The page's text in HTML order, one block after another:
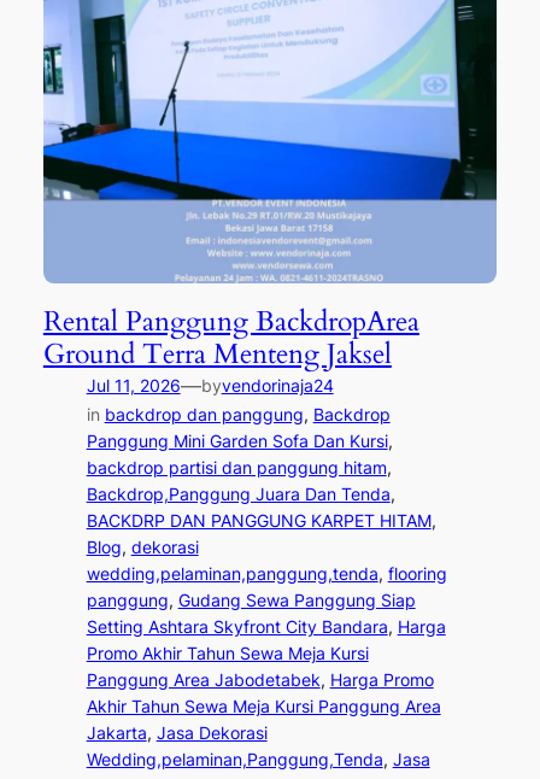
Rental Panggung BackdropArea
Ground Terra Menteng Jaksel
Jul 11, 2026—byvendorinaja24
in backdrop dan panggung, Backdrop
Panggung Mini Garden Sofa Dan Kursi
backdrop partisi dan panggung hitam
Backdrop,Panggung Juara Dan Tenda
BACKDRP DAN PANGGUNG KARPET HITAM
Blog, dekorasi
wedding,pelaminan,panggung,tenda, flooring
panggung, Gudang Sewa Panggung Siap
Setting Ashtara Skyfront City Bandara, Harga
Promo Akhir Tahun Sewa Meja Kursi
Panggung Area Jabodetabek, Harga Promo
Akhir Tahun Sewa Meja Kursi Panggung Area
Jakarta, Jasa Dekorasi
Wedding,pelaminan,Panggung,Tenda, Jasa